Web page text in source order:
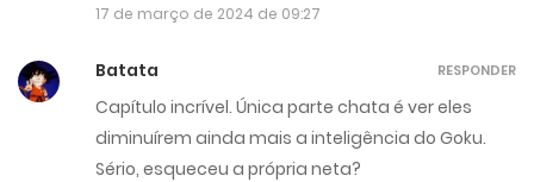
17 de março de 2024 de 09:27
Batata
Capítulo incrível. Única parte chata é ver eles
diminuírem ainda mais a inteligência do Goku.
Sério, esqueceu a própria neta?
RESPONDER